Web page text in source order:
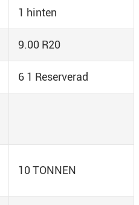
1 hinten
9.00 R20
6 1 Reserverad
10 TONNEN